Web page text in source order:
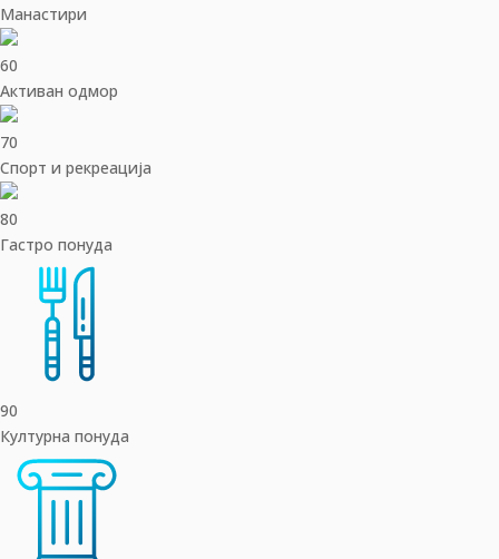
Манастири
60
Активан одмор
70
Спорт и рекреација
80
Гастро понуда
90
Културна понуда